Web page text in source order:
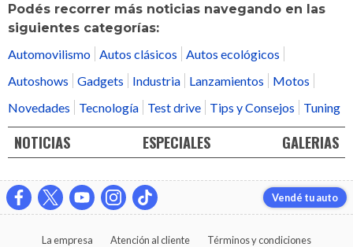
Podés recorrer más noticias navegando en las
siguientes categorías:
Automovilismo
Autos clásicos
Autos ecológicos
Autoshows
Gadgets Industria Lanzamientos
Motos
Novedades
Tecnología Test drive Tips y Consejos Tuning
NOTICIAS ESPECIALES GALERIAS
Vendé tu auto
La empresa Atención al cliente Términos y condiciones